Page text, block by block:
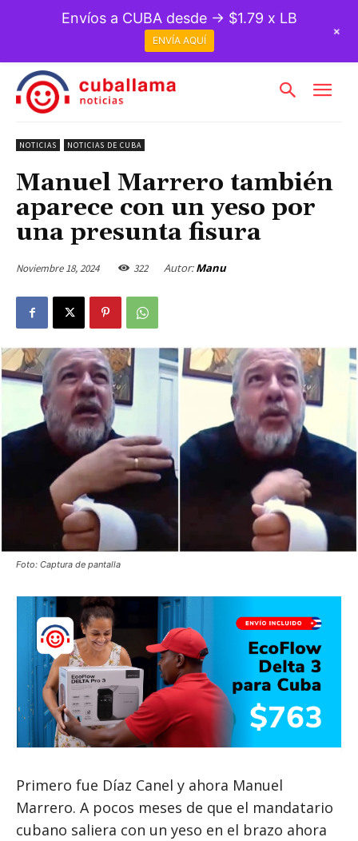
NOTICIAS NOTICIAS DE CUBA
Manuel Marrero también
aparece con un yeso por
una presunta fisura
Noviembre 18, 2024 322 Autor: Manu
Foto: Captura de pantalla
Primero fue Díaz Canel y ahora Manuel
Marrero. A pocos meses de que el mandatario
cubano saliera con un yeso en el brazo ahora
Envíos a CUBA desde → $1.79 x LB
ENVÍA AQUÍ
+